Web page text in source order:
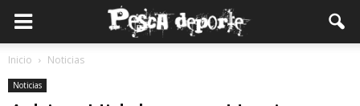
Inicio Noticias
Noticias